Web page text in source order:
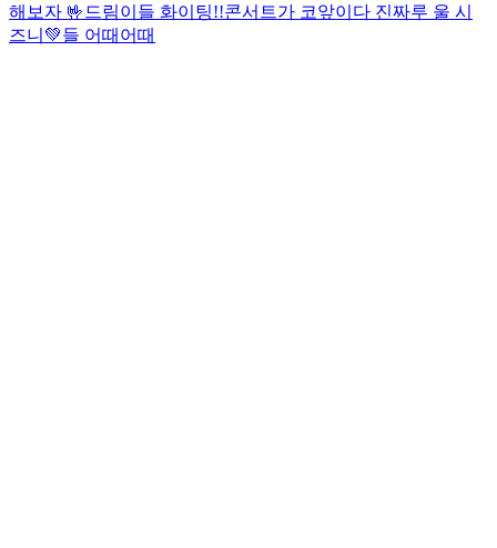
해보자 🤟 드림이들 화이팅!!콘서트가 코앞이다 진짜루 울 시
즈니💚들 어때어때